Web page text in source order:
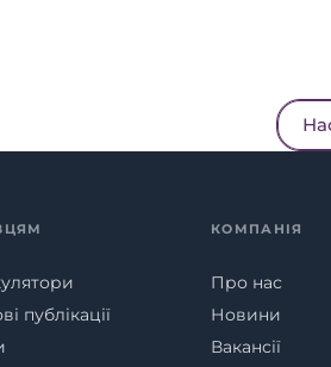
публікації
КОМПАНІЯ
Про нас
Новини
Вакансії